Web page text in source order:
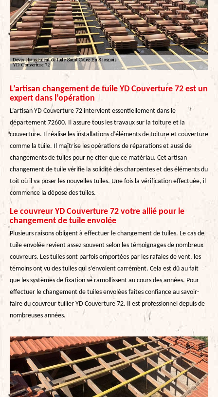
L’artisan changement de tuile YD Couverture 72 est un
expert dans l’opération
L’artisan YD Couverture 72 intervient essentiellement dans le
département 72600. Il assure tous les travaux sur la toiture et la
couverture. Il réalise les installations d’éléments de toiture et couverture
comme la tuile. Il maîtrise les opérations de réparations et aussi de
changements de tuiles pour ne citer que ce matériau. Cet artisan
changement de tuile vérifie la solidité des charpentes et des éléments du
toit où il va poser les nouvelles tuiles. Une fois la vérification effectuée, il
commence la dépose des tuiles.
Le couvreur YD Couverture 72 votre allié pour le
changement de tuile envolée
Plusieurs raisons obligent à effectuer le changement de tuiles. Le cas de
tuile envolée revient assez souvent selon les témoignages de nombreux
couvreurs. Les tuiles sont parfois emportées par les rafales de vent, les
témoins ont vu des tuiles qui s’envolent carrément. Cela est dû au fait
que les systèmes de fixation se ramollissent au cours des années. Pour
effectuer le changement de tuiles envolées faites confiance au savoir-
faire du couvreur tuilier YD Couverture 72. Il est professionnel depuis de
nombreuses années.